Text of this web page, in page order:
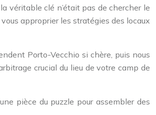
véritable clé n’était pas de chercher le
approprier les stratégies des locaux
Porto-Vecchio si chère, puis nous
crucial du lieu de votre camp de
pièce du puzzle pour assembler des